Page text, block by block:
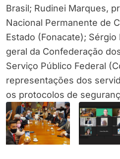
Brasil; Rudinei Marques,
Nacional Permanente de
Estado (Fonacate);
geral da Confederação
Serviço Público Federal
representações dos
os protocolos de